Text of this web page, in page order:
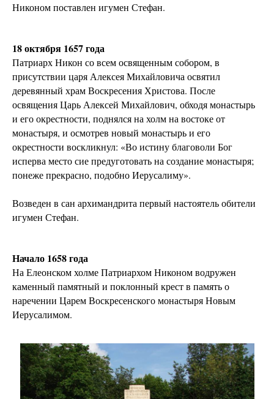
Никоном поставлен игумен Стефан.
18 октября 1657 года
Патриарх Никон со всем освященным собором, в
присутствии царя Алексея Михайловича освятил
деревянный храм Воскресения Христова. После
освящения Царь Алексей Михайлович, обходя монастырь
и его окрестности, поднялся на холм на востоке от
монастыря, и осмотрев новый монастырь и его
окрестности воскликнул: «Во истину благоволи Бог
исперва место сие предуготовать на создание монастыря;
понеже прекрасно, подобно Иерусалиму».
Возведен в сан архимандрита первый настоятель обители
игумен Стефан.
Начало 1658 года
На Елеонском холме Патриархом Никоном водружен
каменный памятный и поклонный крест в память о
наречении Царем Воскресенского монастыря Новым
Иерусалимом.